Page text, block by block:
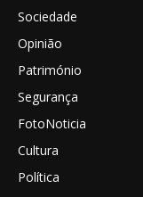
Sociedade
Opinião
Património
Segurança
FotoNoticia
Cultura
Política